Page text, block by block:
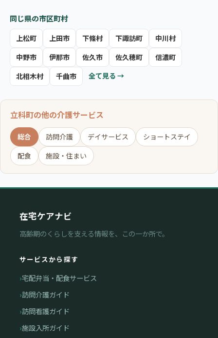
同じ県の市区町村
上松町 上田市 下條村 下諏訪町
中川村
中野市
伊那市 佐久市 佐久穂町
信濃町
北相木村
千曲市 全て見る →
立科町の他の介護サービス
総合 訪問介護 デイサービス
ショートステイ
配食
施設・住まい
在宅ケアナビ
高齢期のくらしを支える情報を、この一か所で。
サービスから探す
宅配弁当・配食サービス
訪問介護ガイド
訪問看護ガイド
施設入所ガイド